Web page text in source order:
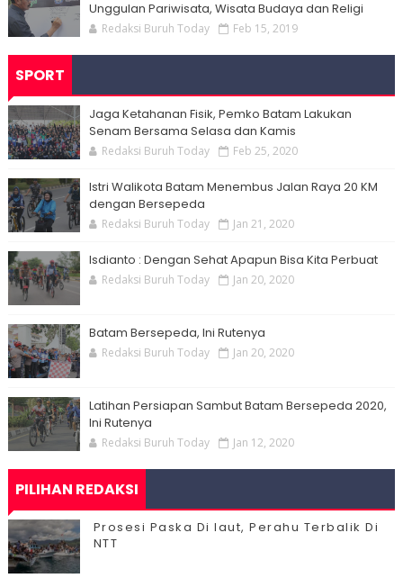
Unggulan Pariwisata, Wisata Budaya dan Religi
Redaksi Buruh Today Feb 15, 2019
SPORT
Jaga Ketahanan Fisik, Pemko Batam Lakukan
Senam Bersama Selasa dan Kamis
Redaksi Buruh Today Feb 25, 2020
Istri Walikota Batam Menembus Jalan Raya 20 KM
dengan Bersepeda
Redaksi Buruh Today Jan 21, 2020
Isdianto : Dengan Sehat Apapun Bisa Kita Perbuat
Redaksi Buruh Today Jan 20, 2020
Batam Bersepeda, Ini Rutenya
Redaksi Buruh Today Jan 20, 2020
Latihan Persiapan Sambut Batam Bersepeda 2020,
Ini Rutenya
Redaksi Buruh Today Jan 12, 2020
PILIHAN REDAKSI
Prosesi Paska Di laut, Perahu Terbalik Di
NTT